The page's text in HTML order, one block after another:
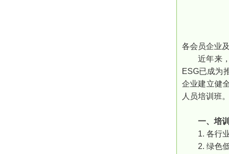
各会员企业
近年来
ESG已成为
企业建立健
人员培训班
一、培
1. 各行
2. 绿色